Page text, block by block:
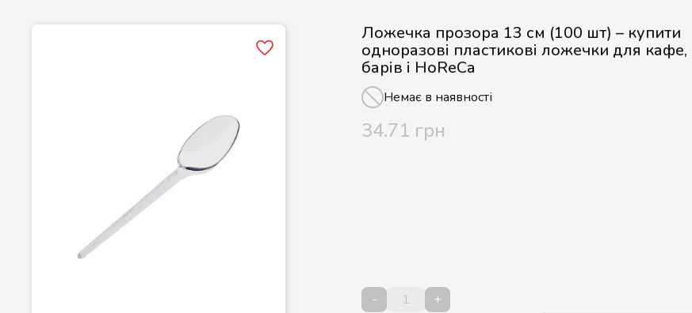
Ложечка прозора 13 см (100 шт) – купити
одноразові пластикові ложечки для кафе,
барів і HoReCa
Немає в наявності
34.71 грн
- +